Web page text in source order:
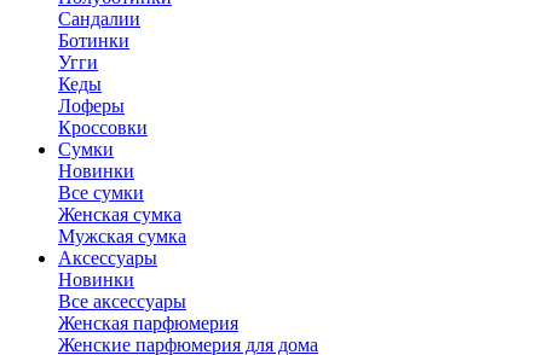
Сандалии
Ботинки
Угги
Кеды
Лоферы
Кроссовки
Сумки
Новинки
Все сумки
Женская сумка
Мужская сумка
Аксессуары
Новинки
Все аксессуары
Женская парфюмерия
Женские парфюмерия для дома